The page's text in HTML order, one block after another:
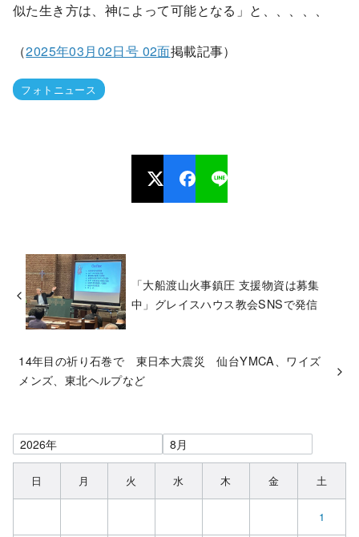
似た生き方は、神によって可能となる」と、、、、、
（2025年03月02日号 02面掲載記事）
フォトニュース
「大船渡山火事鎮圧 支援物資は募集
中」グレイスハウス教会SNSで発信
14年目の祈り石巻で 東日本大震災 仙台YMCA、ワイズ
メンズ、東北ヘルプなど
日 月 火 水 木 金 土
1